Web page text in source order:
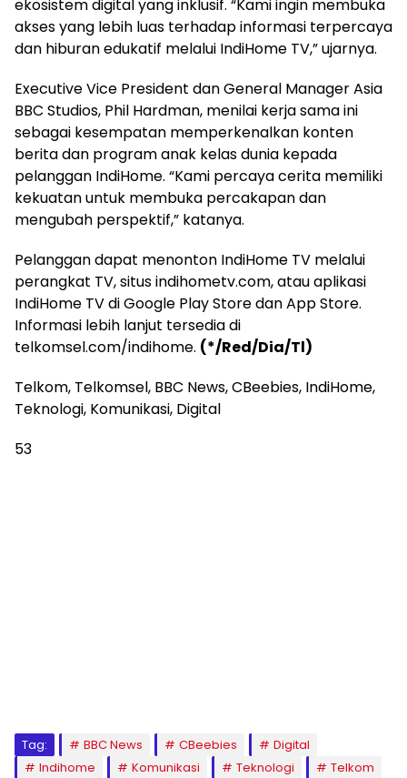
ekosistem digital yang inklusif. “Kami ingin membuka
akses yang lebih luas terhadap informasi terpercaya
dan hiburan edukatif melalui IndiHome TV,” ujarnya.
Executive Vice President dan General Manager Asia
BBC Studios, Phil Hardman, menilai kerja sama ini
sebagai kesempatan memperkenalkan konten
berita dan program anak kelas dunia kepada
pelanggan IndiHome. “Kami percaya cerita memiliki
kekuatan untuk membuka percakapan dan
mengubah perspektif,” katanya.
Pelanggan dapat menonton IndiHome TV melalui
perangkat TV, situs indihometv.com, atau aplikasi
IndiHome TV di Google Play Store dan App Store.
Informasi lebih lanjut tersedia di
telkomsel.com/indihome. (*/Red/Dia/Tl)
Telkom, Telkomsel, BBC News, CBeebies, IndiHome,
Teknologi, Komunikasi, Digital
53
Tag: BBC News CBeebies
Digital
Indihome
Komunikasi Teknologi
Telkom